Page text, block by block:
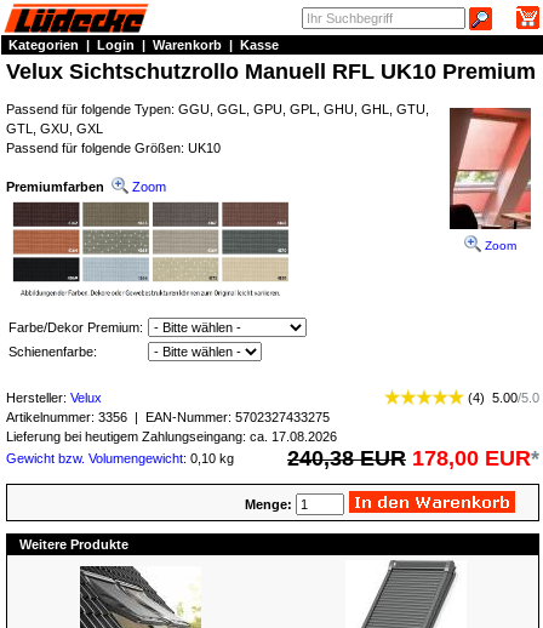
Kategorien | Login | Warenkorb | Kasse
Velux Sichtschutzrollo Manuell RFL UK10 Premium
Zoom
Passend für folgende Typen: GGU, GGL, GPU, GPL, GHU, GHL, GTU,
GTL, GXU, GXL
Passend für folgende Größen: UK10
Premiumfarben Zoom
Farbe/Dekor Premium:
Schienenfarbe:
Hersteller: Velux (4) 5.00/5.0
Artikelnummer: 3356 | EAN-Nummer: 5702327433275
Lieferung bei heutigem Zahlungseingang: ca. 17.08.2026
Gewicht bzw. Volumengewicht: 0,10 kg 240,38 EUR 178,00 EUR*
Menge:
Weitere Produkte